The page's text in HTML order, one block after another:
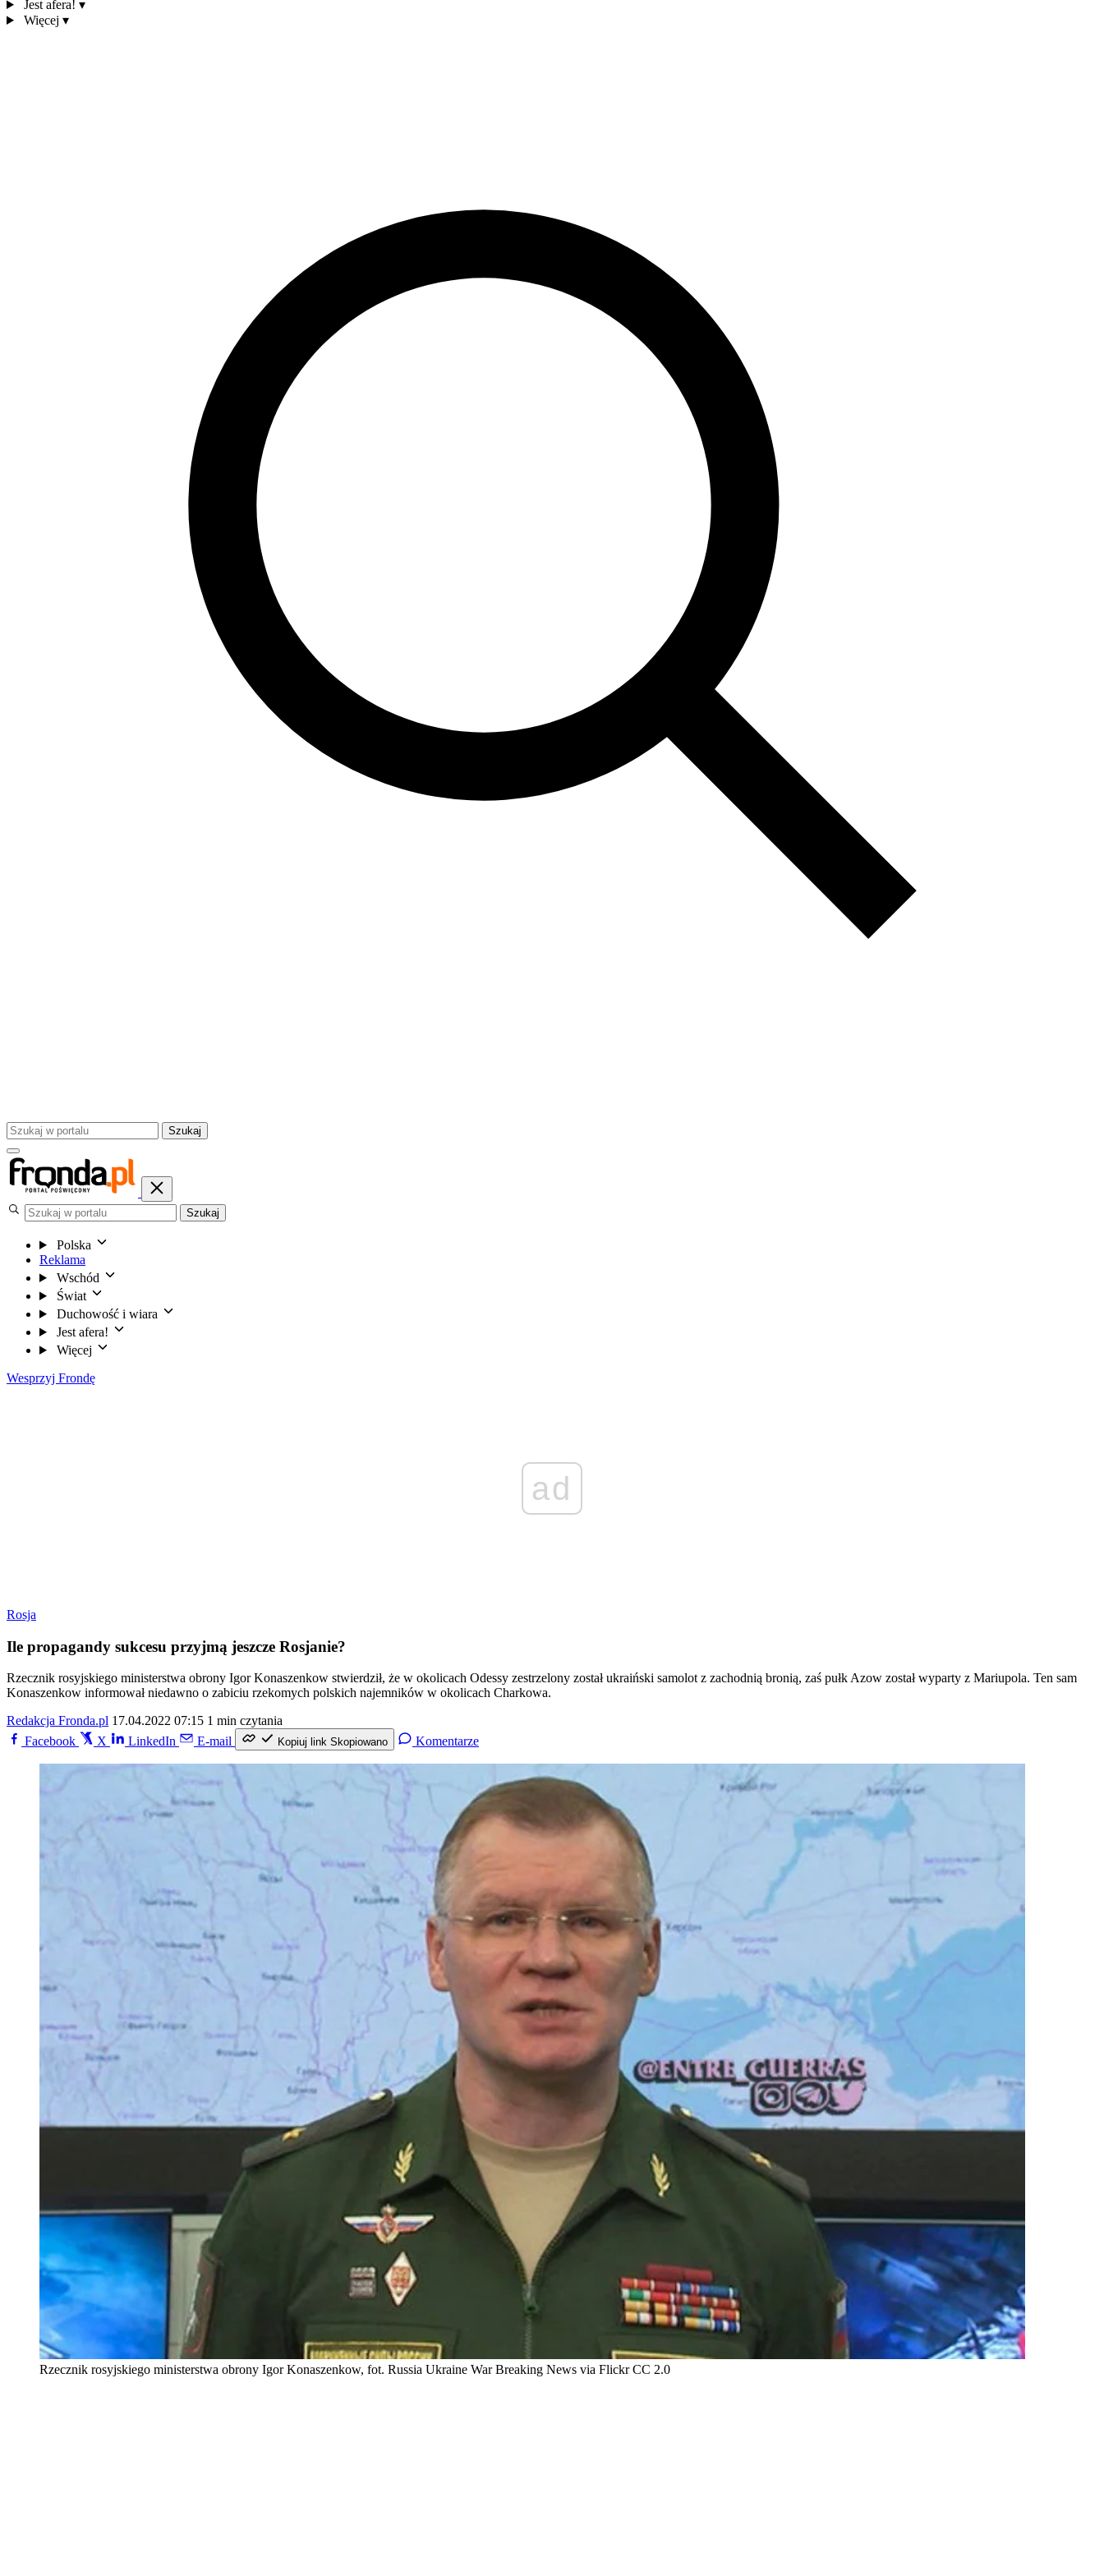
Jest afera! ▾
Więcej ▾
Szukaj
Szukaj
Polska
Reklama
Wschód
Świat
Duchowość i wiara
Jest afera!
Więcej
Wesprzyj Frondę
ad
Rosja
Ile propagandy sukcesu przyjmą jeszcze Rosjanie?
Rzecznik rosyjskiego ministerstwa obrony Igor Konaszenkow stwierdził, że w okolicach Odessy zestrzelony został ukraiński samolot z zachodnią bronią, zaś pułk Azow został wyparty z Mariupola. Ten sam
Konaszenkow informował niedawno o zabiciu rzekomych polskich najemników w okolicach Charkowa.
Redakcja Fronda.pl 17.04.2022 07:15 1 min czytania
Facebook
X LinkedIn E-mail Kopiuj link Skopiowano Komentarze
Rzecznik rosyjskiego ministerstwa obrony Igor Konaszenkow, fot. Russia Ukraine War Breaking News via Flickr CC 2.0